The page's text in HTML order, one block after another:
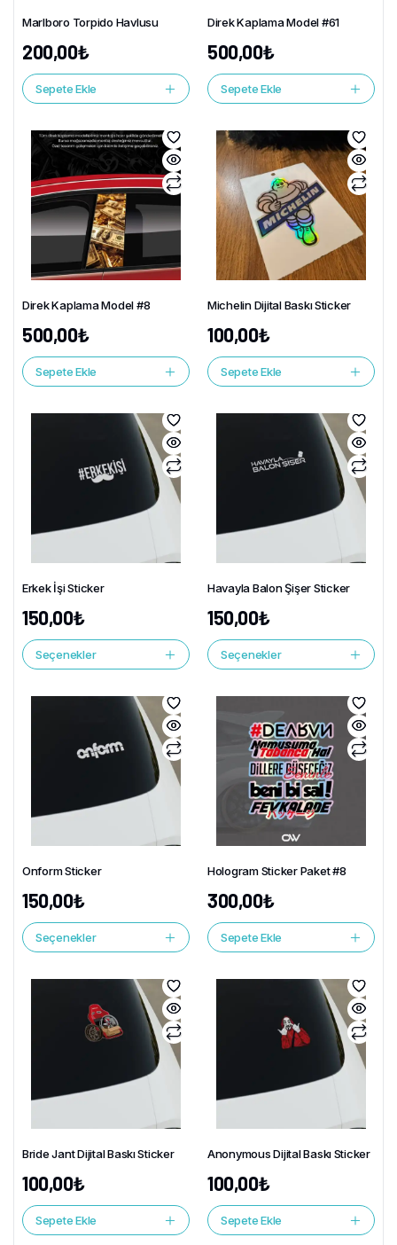
Marlboro Torpido Havlusu
200,00₺
Sepete Ekle
Direk Kaplama Model #61
500,00₺
Sepete Ekle
Direk Kaplama Model #8
500,00₺
Sepete Ekle
Michelin Dijital Baskı Sticker
100,00₺
Sepete Ekle
Erkek İşi Sticker
150,00₺
Seçenekler
Havayla Balon Şişer Sticker
150,00₺
Seçenekler
Onform Sticker
150,00₺
Seçenekler
Hologram Sticker Paket #8
300,00₺
Sepete Ekle
Bride Jant Dijital Baskı Sticker
100,00₺
Sepete Ekle
Anonymous Dijital Baskı Sticker
100,00₺
Sepete Ekle